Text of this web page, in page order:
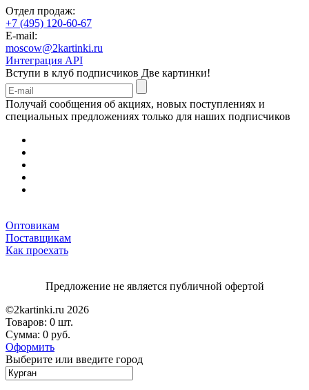
Отдел продаж:
+7 (495) 120-60-67
E-mail:
moscow@2kartinki.ru
Интеграция API
Вступи в клуб подписчиков Две картинки!
Получай сообщения об акциях, новых поступлениях и
специальных предложениях только для наших подписчиков
Оптовикам
Поставщикам
Как проехать
Предложение не является публичной офертой
©2kartinki.ru 2026
Товаров: 0 шт.
Сумма: 0 руб.
Оформить
Выберите или введите город